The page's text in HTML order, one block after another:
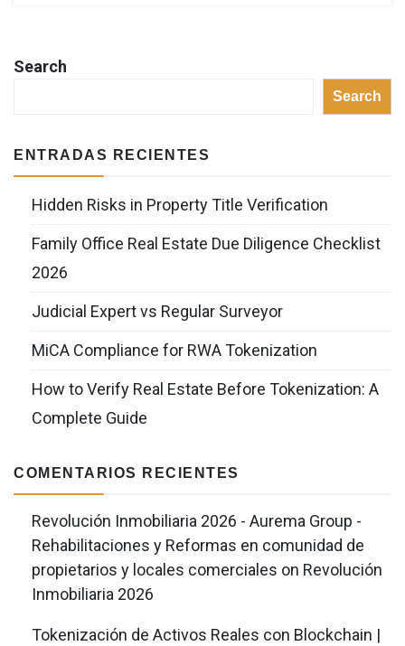
Search
Search
ENTRADAS RECIENTES
Hidden Risks in Property Title Verification
Family Office Real Estate Due Diligence Checklist
2026
Judicial Expert vs Regular Surveyor
MiCA Compliance for RWA Tokenization
How to Verify Real Estate Before Tokenization: A
Complete Guide
COMENTARIOS RECIENTES
Revolución Inmobiliaria 2026 - Aurema Group -
Rehabilitaciones y Reformas en comunidad de
propietarios y locales comerciales on Revolución
Inmobiliaria 2026
Tokenización de Activos Reales con Blockchain |